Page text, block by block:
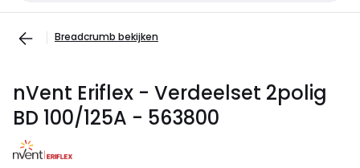
Breadcrumb bekijken
nVent Eriflex - Verdeelset 2polig
BD 100/125A - 563800